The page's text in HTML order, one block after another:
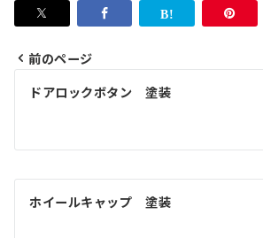
投
ビ
ゲ
前のページ
ドアロックボタン 塗装
ホイールキャップ 塗装